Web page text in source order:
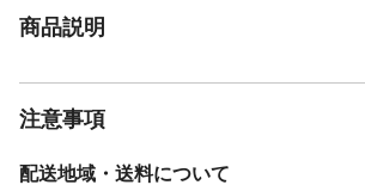
商品説明
注意事項
配送地域・送料について